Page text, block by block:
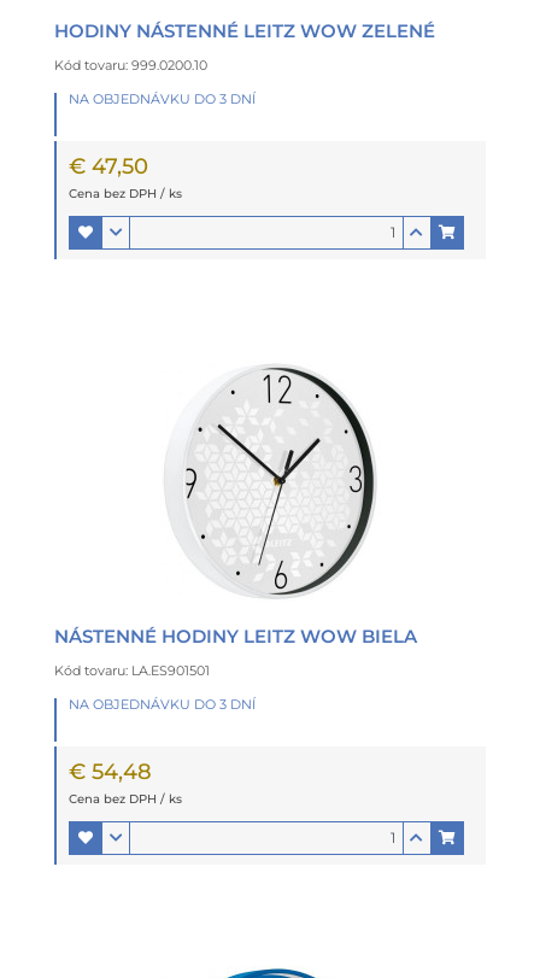
HODINY NÁSTENNÉ LEITZ WOW ZELENÉ
Kód tovaru: 999.0200.10
NA OBJEDNÁVKU DO 3 DNÍ
€ 47,50
Cena bez DPH / ks
NÁSTENNÉ HODINY LEITZ WOW BIELA
Kód tovaru: LA.ES901501
NA OBJEDNÁVKU DO 3 DNÍ
€ 54,48
Cena bez DPH / ks